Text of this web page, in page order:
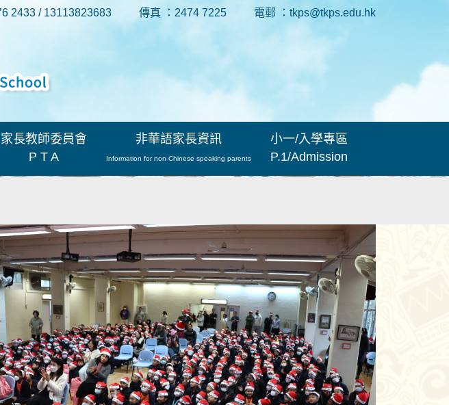
2433 / 13113823683 傳真 ：2474 7225 電郵 ：tkps@tkps.edu.hk
家長教師委員會
P T A
非華語家長資訊
Information for non-Chinese speaking parents
小一/入學專區
P.1/Admission